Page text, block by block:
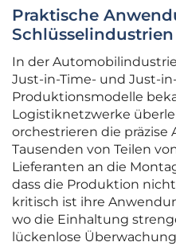
Praktische
Schlüsselindustrien
In der
Just-in-Time- und Just-
Produktionsmodelle
Logistiknetzwerke
orchestrieren die präzise
Tausenden von Teilen
Lieferanten an die
dass die Produktion
kritisch ist ihre
wo die Einhaltung
lückenlose